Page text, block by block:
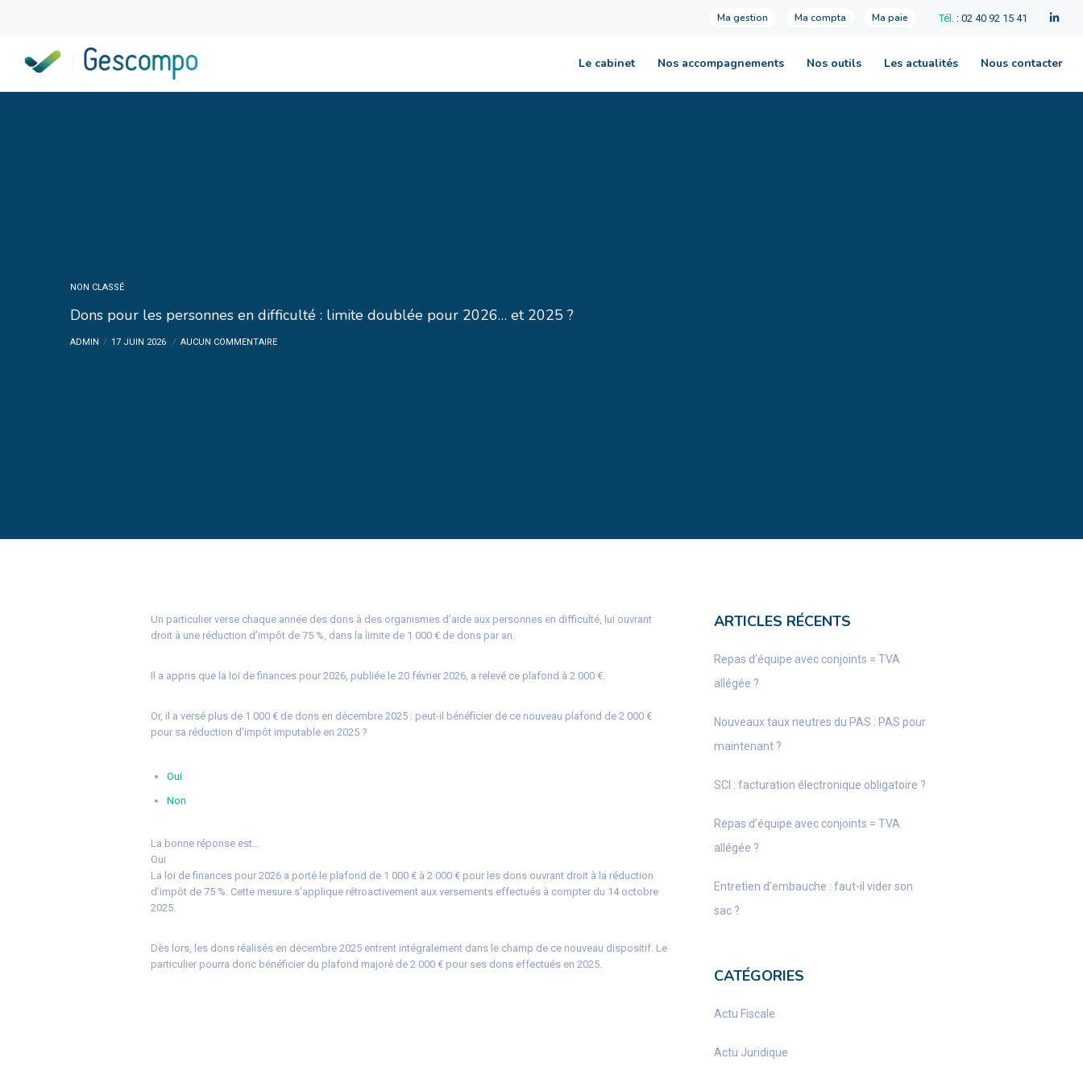
Ma gestion Ma compta Ma paie Tél. : 02 40 92 15 41
Le cabinet Nos accompagnements Nos outils Les actualités Nous contacter
NON CLASSÉ
Dons pour les personnes en difficulté : limite doublée pour 2026… et 2025 ?
ADMIN 17 JUIN 2026 AUCUN COMMENTAIRE
Un particulier verse chaque année des dons à des organismes d’aide aux personnes en difficulté, lui ouvrant
droit à une réduction d’impôt de 75 %, dans la limite de 1 000 € de dons par an.
Il a appris que la loi de finances pour 2026, publiée le 20 février 2026, a relevé ce plafond à 2 000 €.
Or, il a versé plus de 1 000 € de dons en décembre 2025 : peut-il bénéficier de ce nouveau plafond de 2 000 €
pour sa réduction d’impôt imputable en 2025 ?
Oui
Non
La bonne réponse est…
Oui
La loi de finances pour 2026 a porté le plafond de 1 000 € à 2 000 € pour les dons ouvrant droit à la réduction
d’impôt de 75 %. Cette mesure s’applique rétroactivement aux versements effectués à compter du 14 octobre
2025.
Dès lors, les dons réalisés en décembre 2025 entrent intégralement dans le champ de ce nouveau dispositif. Le
particulier pourra donc bénéficier du plafond majoré de 2 000 € pour ses dons effectués en 2025.
ARTICLES RÉCENTS
Repas d’équipe avec conjoints = TVA
allégée ?
Nouveaux taux neutres du PAS : PAS pour
maintenant ?
SCI : facturation électronique obligatoire ?
Repas d’équipe avec conjoints = TVA
allégée ?
Entretien d’embauche : faut-il vider son
sac ?
CATÉGORIES
Actu Fiscale
Actu Juridique